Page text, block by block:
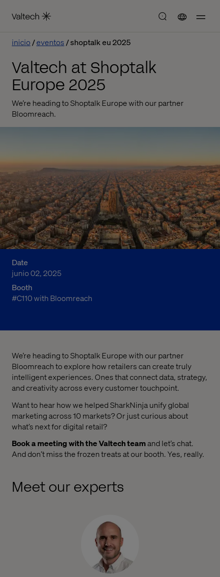
inicio eventos shoptalk eu 2025
Valtech at Shoptalk
Europe 2025
We’re heading to Shoptalk Europe with our partner
Bloomreach.
Date
junio 02, 2025
Booth
#C110 with Bloomreach
We’re heading to Shoptalk Europe with our partner
Bloomreach to explore how retailers can create truly
intelligent experiences. Ones that connect data, strategy,
and creativity across every customer touchpoint.
Want to hear how we helped SharkNinja unify global
marketing across 10 markets? Or just curious about
what’s next for digital retail?
Book a meeting with the Valtech teamand let’s chat.
And don’t miss the frozen treats at our booth. Yes, really.
Meet our experts